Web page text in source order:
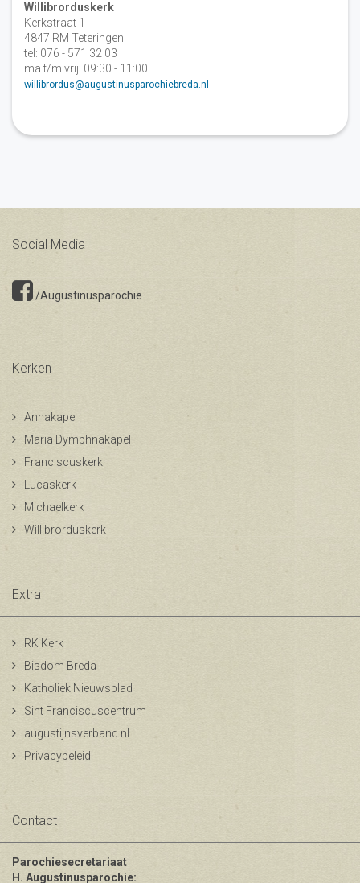
Willibrorduskerk
Kerkstraat 1
4847 RM Teteringen
tel: 076 - 571 32 03
ma t/m vrij: 09:30 - 11:00
willibrordus@augustinusparochiebreda.nl
Social Media
/Augustinusparochie
Kerken
Annakapel
Maria Dymphnakapel
Franciscuskerk
Lucaskerk
Michaelkerk
Willibrorduskerk
Extra
RK Kerk
Bisdom Breda
Katholiek Nieuwsblad
Sint Franciscuscentrum
augustijnsverband.nl
Privacybeleid
Contact
Parochiesecretariaat
H. Augustinusparochie: